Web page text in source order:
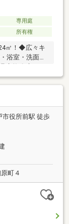
専用庭
所有権
㎡！◆広々キ
浴室・洗面
戸線 「水
校 ： 小学
12
☆スーパー
市役所前駅 徒歩
町４